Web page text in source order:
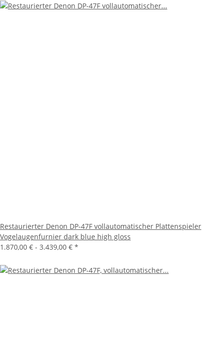
Restaurierter Denon DP-47F vollautomatischer Plattenspieler
Vogelaugenfurnier dark blue high gloss
1.870,00 € - 3.439,00 € *